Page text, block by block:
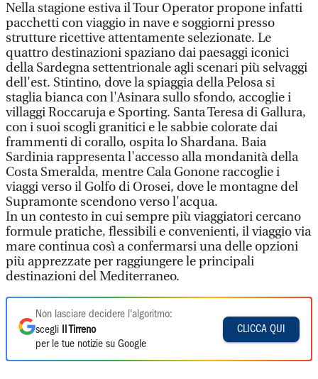
Nella stagione estiva il Tour Operator propone infatti
pacchetti con viaggio in nave e soggiorni presso
strutture ricettive attentamente selezionate. Le
quattro destinazioni spaziano dai paesaggi iconici
della Sardegna settentrionale agli scenari più selvaggi
dell'est. Stintino, dove la spiaggia della Pelosa si
staglia bianca con l'Asinara sullo sfondo, accoglie i
villaggi Roccaruja e Sporting. Santa Teresa di Gallura,
con i suoi scogli granitici e le sabbie colorate dai
frammenti di corallo, ospita lo Shardana. Baia
Sardinia rappresenta l'accesso alla mondanità della
Costa Smeralda, mentre Cala Gonone raccoglie i
viaggi verso il Golfo di Orosei, dove le montagne del
Supramonte scendono verso l'acqua.
In un contesto in cui sempre più viaggiatori cercano
formule pratiche, flessibili e convenienti, il viaggio via
mare continua così a confermarsi una delle opzioni
più apprezzate per raggiungere le principali
destinazioni del Mediterraneo.
Non lasciare decidere l'algoritmo:
scegli
Il Tirreno
per le tue notizie su Google
CLICCA QUI